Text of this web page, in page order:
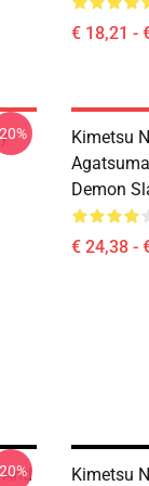
€ 18,21 -
Kimetsu
Demon
€ 24,38 -
Kimetsu